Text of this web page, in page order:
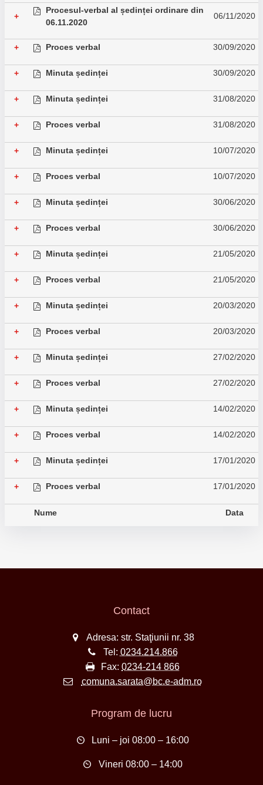
+
Procesul-verbal al ședinței ordinare din
06.11.2020
06/11/2020
+ Proces verbal 30/09/2020
+ Minuta ședinței 30/09/2020
+ Minuta ședinței 31/08/2020
+ Proces verbal 31/08/2020
+ Minuta ședinței 10/07/2020
+ Proces verbal 10/07/2020
+ Minuta ședinței 30/06/2020
+ Proces verbal 30/06/2020
+ Minuta ședinței 21/05/2020
+ Proces verbal 21/05/2020
+ Minuta ședinței 20/03/2020
+ Proces verbal 20/03/2020
+ Minuta ședinței 27/02/2020
+ Proces verbal 27/02/2020
+ Minuta ședinței 14/02/2020
+ Proces verbal 14/02/2020
+ Minuta ședinței 17/01/2020
+ Proces verbal 17/01/2020
Nume Data
Contact
Adresa: str. Staţiunii nr. 38
Tel: 0234.214.866
Fax: 0234-214 866
comuna.sarata@bc.e-adm.ro
Program de lucru
Luni – joi 08:00 – 16:00
Vineri 08:00 – 14:00